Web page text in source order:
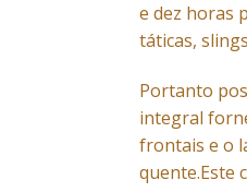
e dez horas
táticas,
Portanto
integral
frontais e o
quente.Este